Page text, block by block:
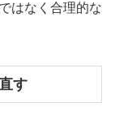
はなく合理的な
す